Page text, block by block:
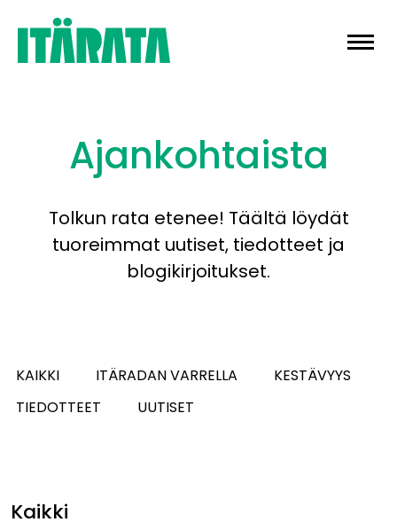
Skip
content
Ajankohtaista
Tolkun rata etenee! Täältä löydät
tuoreimmat uutiset, tiedotteet ja
blogikirjoitukset.
KAIKKI ITÄRADAN VARRELLA
KESTÄVYYS
TIEDOTTEET
UUTISET
Kaikki